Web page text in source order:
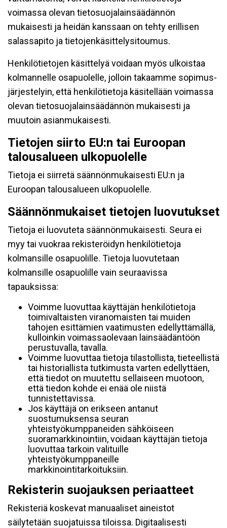
voimassa olevan tietosuojalainsäädännön
mukaisesti ja heidän kanssaan on tehty erillisen
salassapito ja tietojenkäsittelysitoumus.
Henkilötietojen käsittelyä voidaan myös ulkoistaa
kolmannelle osapuolelle, jolloin takaamme sopimus-
järjestelyin, että henkilötietoja käsitellään voimassa
olevan tietosuojalainsäädännön mukaisesti ja
muutoin asianmukaisesti.
Tietojen siirto EU:n tai Euroopan
talousalueen ulkopuolelle
Tietoja ei siirretä säännönmukaisesti EU:n ja
Euroopan talousalueen ulkopuolelle.
Säännönmukaiset tietojen luovutukset
Tietoja ei luovuteta säännönmukaisesti. Seura ei
myy tai vuokraa rekisteröidyn henkilötietoja
kolmansille osapuolille. Tietoja luovutetaan
kolmansille osapuolille vain seuraavissa
tapauksissa:
Voimme luovuttaa käyttäjän henkilötietoja
toimivaltaisten viranomaisten tai muiden
tahojen esittämien vaatimusten edellyttämällä,
kulloinkin voimassaolevaan lainsäädäntöön
perustuvalla, tavalla.
Voimme luovuttaa tietoja tilastollista, tieteellistä
tai historiallista tutkimusta varten edellyttäen,
että tiedot on muutettu sellaiseen muotoon,
että tiedon kohde ei enää ole niistä
tunnistettavissa.
Jos käyttäjä on erikseen antanut
suostumuksensa seuran
yhteistyökumppaneiden sähköiseen
suoramarkkinointiin, voidaan käyttäjän tietoja
luovuttaa tarkoin valituille
yhteistyökumppaneille
markkinointitarkoituksiin.
Rekisterin suojauksen periaatteet
Rekisteriä koskevat manuaaliset aineistot
säilytetään suojatuissa tiloissa. Digitaalisesti